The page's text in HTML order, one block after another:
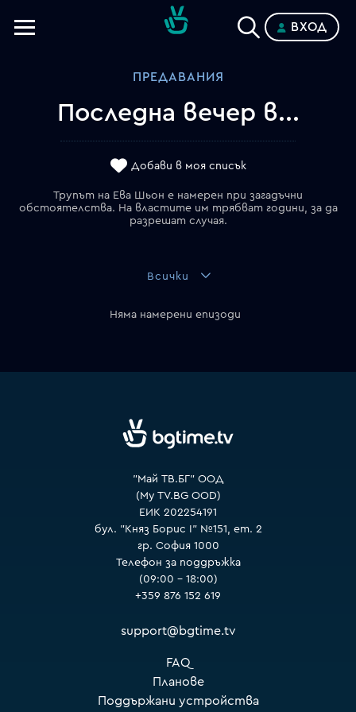
ВХОД
ПРЕДАВАНИЯ
Последна вечер в...
Добави в моя списък
Трупът на Ева Шьон е намерен при загадъчни
обстоятелства. На властите им трябват години, за да
разрешат случая.
Всички
Няма намерени епизоди
"Май ТВ.БГ" ООД
(My TV.BG OOD)
ЕИК 202254191
бул. "Княз Борис I" №151, ет. 2
гр. София 1000
Телефон за поддръжка
(09:00 – 18:00)
+359 876 152 619
support@bgtime.tv
FAQ
Планове
Поддържани устройства